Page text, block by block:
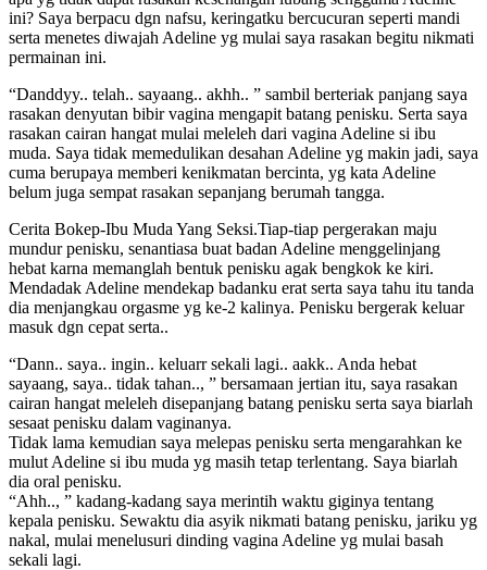
ini? Saya berpacu dgn nafsu, keringatku bercucuran seperti mandi
serta menetes diwajah Adeline yg mulai saya rasakan begitu nikmati
permainan ini.
“Danddyy.. telah.. sayaang.. akhh.. ” sambil berteriak panjang saya
rasakan denyutan bibir vagina mengapit batang penisku. Serta saya
rasakan cairan hangat mulai meleleh dari vagina Adeline si ibu
muda. Saya tidak memedulikan desahan Adeline yg makin jadi, saya
cuma berupaya memberi kenikmatan bercinta, yg kata Adeline
belum juga sempat rasakan sepanjang berumah tangga.
Cerita Bokep-Ibu Muda Yang Seksi.Tiap-tiap pergerakan maju
mundur penisku, senantiasa buat badan Adeline menggelinjang
hebat karna memanglah bentuk penisku agak bengkok ke kiri.
Mendadak Adeline mendekap badanku erat serta saya tahu itu tanda
dia menjangkau orgasme yg ke-2 kalinya. Penisku bergerak keluar
masuk dgn cepat serta..
“Dann.. saya.. ingin.. keluarr sekali lagi.. aakk.. Anda hebat
sayaang, saya.. tidak tahan.., ” bersamaan jertian itu, saya rasakan
cairan hangat meleleh disepanjang batang penisku serta saya biarlah
sesaat penisku dalam vaginanya.
Tidak lama kemudian saya melepas penisku serta mengarahkan ke
mulut Adeline si ibu muda yg masih tetap terlentang. Saya biarlah
dia oral penisku.
“Ahh.., ” kadang-kadang saya merintih waktu giginya tentang
kepala penisku. Sewaktu dia asyik nikmati batang penisku, jariku yg
nakal, mulai menelusuri dinding vagina Adeline yg mulai basah
sekali lagi.